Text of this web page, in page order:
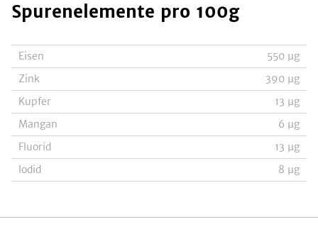
Spurenelemente pro 100g
Eisen 550 µg
Zink
390 µg
Kupfer
13 µg
Mangan
6 µg
Fluorid
13 µg
Iodid
8 µg